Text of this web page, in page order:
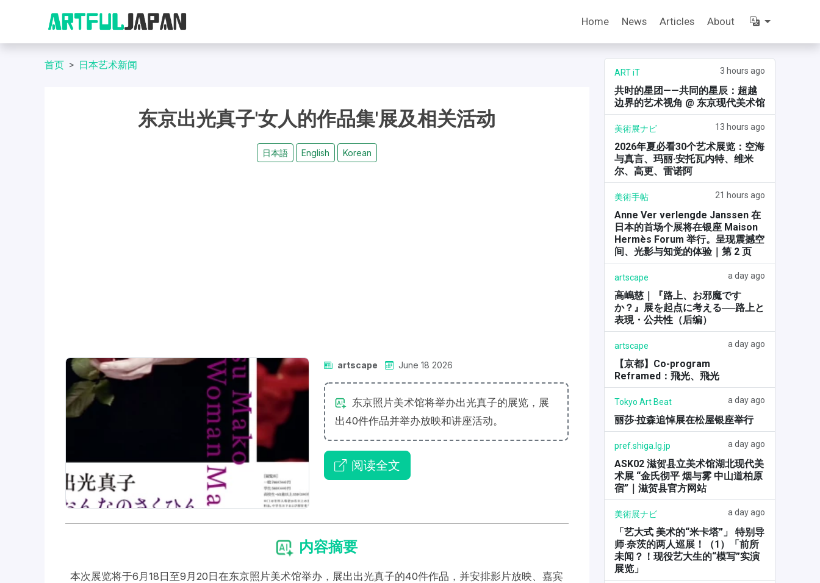
Home News Articles About
首页 日本艺术新闻
东京出光真子'女人的作品集'展及相关活动
日本語 English Korean
artscape June 18 2026
东京照片美术馆将举办出光真子的展览，展
出40件作品并举办放映和讲座活动。
阅读全文
内容摘要
本次展览将于6月18日至9月20日在东京照片美术馆举办，展出出光真子的40件作品，并安排影片放映、嘉宾
ART iT 3 hours ago
共时的星团——共同的星辰：超越
边界的艺术视角 @ 东京现代美术馆
美術展ナビ 13 hours ago
2026年夏必看30个艺术展览：空海
与真言、玛丽·安托瓦内特、维米
尔、高更、雷诺阿
美術手帖 21 hours ago
Anne Ver verlengde Janssen 在
日本的首场个展将在银座 Maison
Hermès Forum 举行。呈现震撼空
间、光影与知觉的体验｜第 2 页
artscape a day ago
高嶋慈｜『路上、お邪魔です
か？』展を起点に考える──路上と
表現・公共性（后编）
artscape a day ago
【京都】Co-program
Reframed：飛光、飛光
Tokyo Art Beat a day ago
丽莎·拉森追悼展在松屋银座举行
pref.shiga.lg.jp a day ago
ASK02 滋贺县立美术馆湖北现代美
术展 “金氏彻平 烟与雾 中山道柏原
宿”｜滋贺县官方网站
美術展ナビ a day ago
「艺大式 美术的“米卡塔”」 特别导
师·奈茨的两人巡展！（1）「前所
未闻？！现役艺大生的“模写”实演
展览」